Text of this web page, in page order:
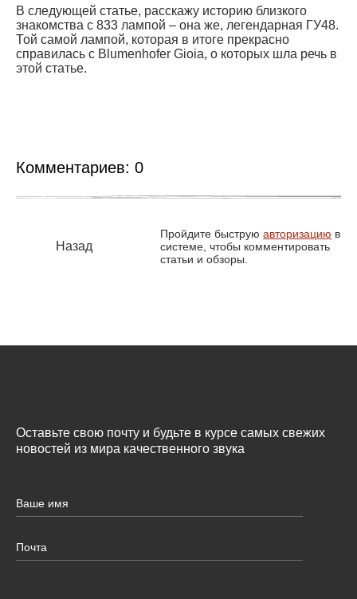
В следующей статье, расскажу историю близкого
знакомства с 833 лампой – она же, легендарная ГУ48.
Той самой лампой, которая в итоге прекрасно
справилась с Blumenhofer Gioia, о которых шла речь в
этой статье.
Комментариев: 0
Назад
Пройдите быструюавторизацию в
системе, чтобы комментировать
статьи и обзоры.
Оставьте свою почту и будьте в курсе самых свежих
новостей из мира качественного звука